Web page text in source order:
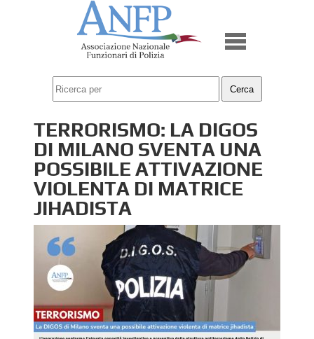
TERRORISMO: LA DIGOS
DI MILANO SVENTA UNA
POSSIBILE ATTIVAZIONE
VIOLENTA DI MATRICE
JIHADISTA